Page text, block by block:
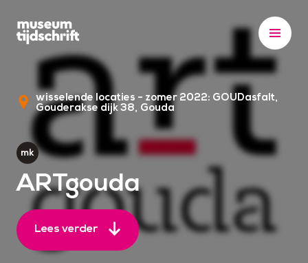
wisselende locaties - zomer 2022: GOUDasfalt,
Gouderakse dijk 38 Gouda
ARTgouda
Lees verder